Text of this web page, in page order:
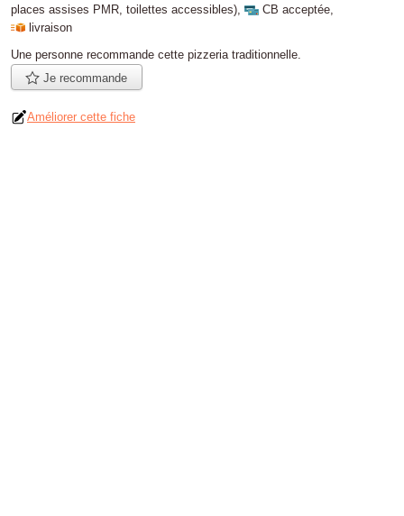
places assises PMR, toilettes accessibles), CB acceptée,
livraison
Une personne recommande cette pizzeria traditionnelle.
Je recommande
Améliorer cette fiche